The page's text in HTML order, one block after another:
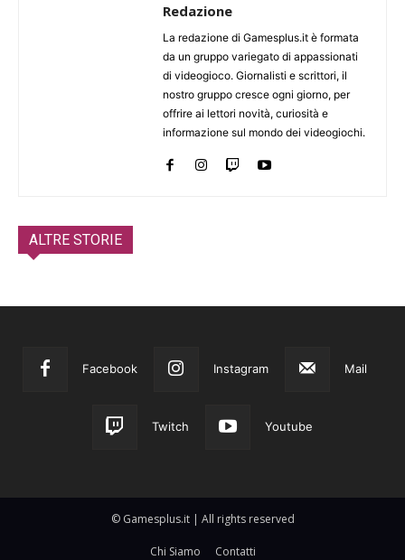
Redazione
La redazione di Gamesplus.it è formata
da un gruppo variegato di appassionati
di videogioco. Giornalisti e scrittori, il
nostro gruppo cresce ogni giorno, per
offrire ai lettori novità, curiosità e
informazione sul mondo dei videogiochi.
ALTRE STORIE
Facebook Instagram Mail
Twitch Youtube
© Gamesplus.it | All rights reserved
Chi Siamo Contatti